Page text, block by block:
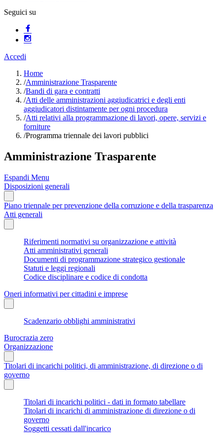
Seguici su
Accedi
Home
/Amministrazione Trasparente
/Bandi di gara e contratti
/Atti delle amministrazioni aggiudicatrici e degli enti
aggiudicatori distintamente per ogni procedura
/Atti relativi alla programmazione di lavori, opere, servizi e
forniture
/Programma triennale dei lavori pubblici
Amministrazione Trasparente
Espandi Menu
Disposizioni generali
Piano triennale per prevenzione della corruzione e della trasparenza
Atti generali
Riferimenti normativi su organizzazione e attività
Atti amministrativi generali
Documenti di programmazione strategico gestionale
Statuti e leggi regionali
Codice disciplinare e codice di condotta
Oneri informativi per cittadini e imprese
Scadenzario obblighi amministrativi
Burocrazia zero
Organizzazione
Titolari di incarichi politici, di amministrazione, di direzione o di
governo
Titolari di incarichi politici - dati in formato tabellare
Titolari di incarichi di amministrazione di direzione o di
governo
Soggetti cessati dall'incarico